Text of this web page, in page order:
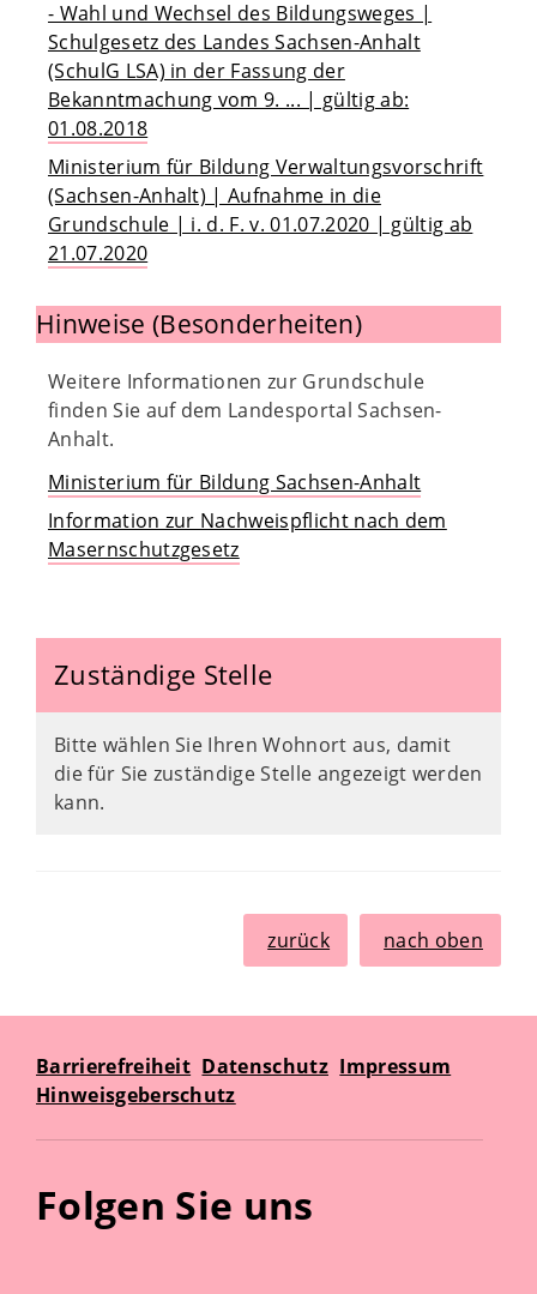
- Wahl und Wechsel des Bildungsweges |
Schulgesetz des Landes Sachsen-Anhalt
(SchulG LSA) in der Fassung der
Bekanntmachung vom 9. ... | gültig ab:
01.08.2018
Ministerium für Bildung Verwaltungsvorschrift
(Sachsen-Anhalt) | Aufnahme in die
Grundschule | i. d. F. v. 01.07.2020 | gültig ab
21.07.2020
Hinweise (Besonderheiten)
Weitere Informationen zur Grundschule
finden Sie auf dem Landesportal Sachsen-
Anhalt.
Ministerium für Bildung Sachsen-Anhalt
Information zur Nachweispflicht nach dem
Masernschutzgesetz
Zuständige Stelle
Bitte wählen Sie Ihren Wohnort aus, damit
die für Sie zuständige Stelle angezeigt werden
kann.
zurück nach oben
Barrierefreiheit Datenschutz Impressum
Hinweisgeberschutz
Folgen Sie uns